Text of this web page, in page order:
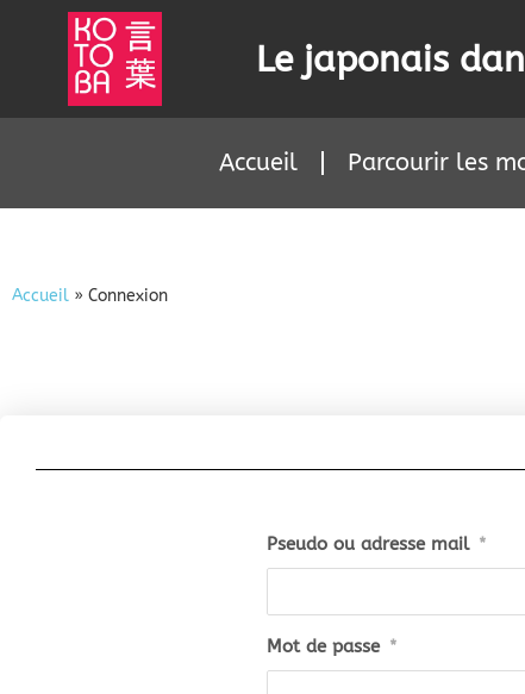
Le japonais
Accueil Parcourir les
Accueil » Connexion
Pseudo ou adresse mail *
Mot de passe *